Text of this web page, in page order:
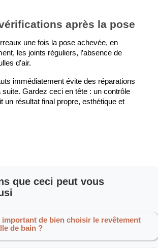
après la pose
une fois la pose achevée, en
les joints réguliers, l’absence de
d’air.
immédiatement évite des réparations
Gardez ceci en tête : un contrôle
un résultat final propre, esthétique et
que ceci peut vous
de bien choisir le revêtement
de bain ?